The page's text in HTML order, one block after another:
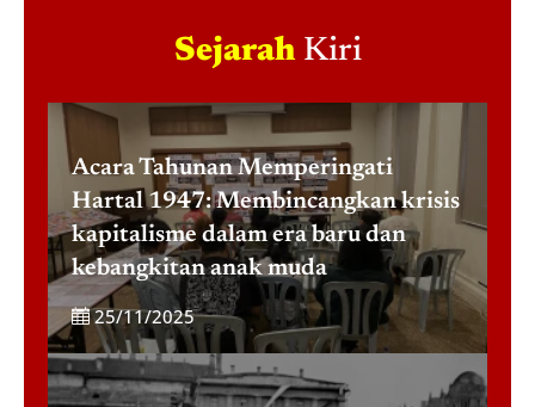
SejarahKiri
Acara Tahunan Memperingati
Hartal 1947: Membincangkan krisis
kapitalisme dalam era baru dan
kebangkitan anak muda
25/11/2025